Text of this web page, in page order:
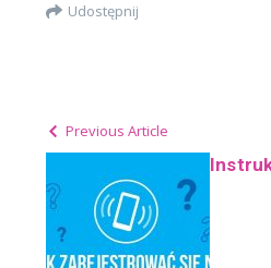
Udostępnij
Previous Article